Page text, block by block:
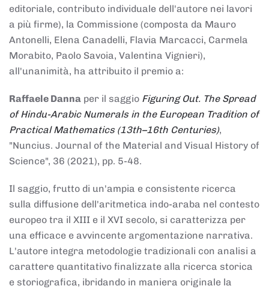
editoriale, contributo individuale dell'autore nei lavori
a più firme), la Commissione (composta da Mauro
Antonelli, Elena Canadelli, Flavia Marcacci, Carmela
Morabito, Paolo Savoia, Valentina Vignieri),
all'unanimità, ha attribuito il premio a:
Raffaele Danna per il saggio Figuring Out. The Spread
of Hindu-Arabic Numerals in the European Tradition of
Practical Mathematics (13th–16th Centuries),
"Nuncius. Journal of the Material and Visual History of
Science", 36 (2021), pp. 5-48.
Il saggio, frutto di un'ampia e consistente ricerca
sulla diffusione dell'aritmetica indo-araba nel contesto
europeo tra il XIII e il XVI secolo, si caratterizza per
una efficace e avvincente argomentazione narrativa.
L'autore integra metodologie tradizionali con analisi a
carattere quantitativo finalizzate alla ricerca storica
e storiografica, ibridando in maniera originale la